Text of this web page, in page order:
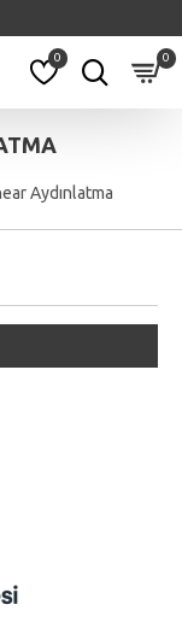
0 0
Aydınlatma